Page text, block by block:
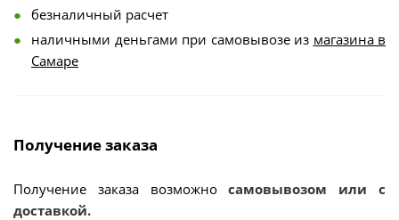
безналичный расчет
наличными деньгами при самовывозе из магазина в
Самаре
Получение заказа
Получение заказа возможносамовывозом или с
доставкой.